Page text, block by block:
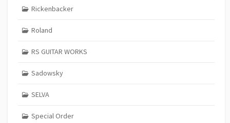
Rickenbacker
Roland
RS GUITAR WORKS
Sadowsky
SELVA
Special Order